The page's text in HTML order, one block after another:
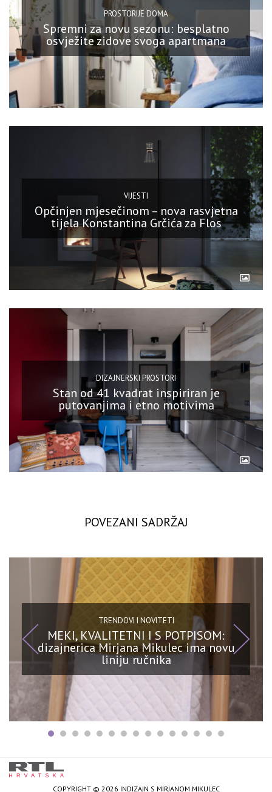
PROSTORIJE DOMA
Spremni za novu sezonu: besplatno
osvježite zidove svoga apartmana
VIJESTI
Opčinjen mjesečinom – nova rasvjetna
tijela Konstantina Grčića za Flos
DIZAJNERSKI PROSTORI
Stan od 41 kvadrat inspiriran je
putovanjima i etno motivima
POVEZANI SADRŽAJ
TRENDOVI I NOVITETI
MEKI, KVALITETNI I S POTPISOM:
dizajnerica Mirjana Mikulec ima novu
liniju ručnika
COPYRIGHT © 2026 INDIZAJN S MIRJANOM MIKULEC